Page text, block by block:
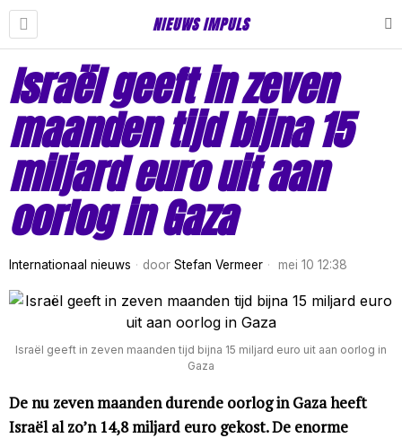
NIEUWS IMPULS
Israël geeft in zeven
maanden tijd bijna 15
miljard euro uit aan
oorlog in Gaza
Internationaal nieuws door Stefan Vermeer mei 10 12:38
Israël geeft in zeven maanden tijd bijna 15 miljard euro uit aan oorlog in
Gaza
De nu zeven maanden durende oorlog in Gaza heeft
Israël al zo’n 14,8 miljard euro gekost. De enorme